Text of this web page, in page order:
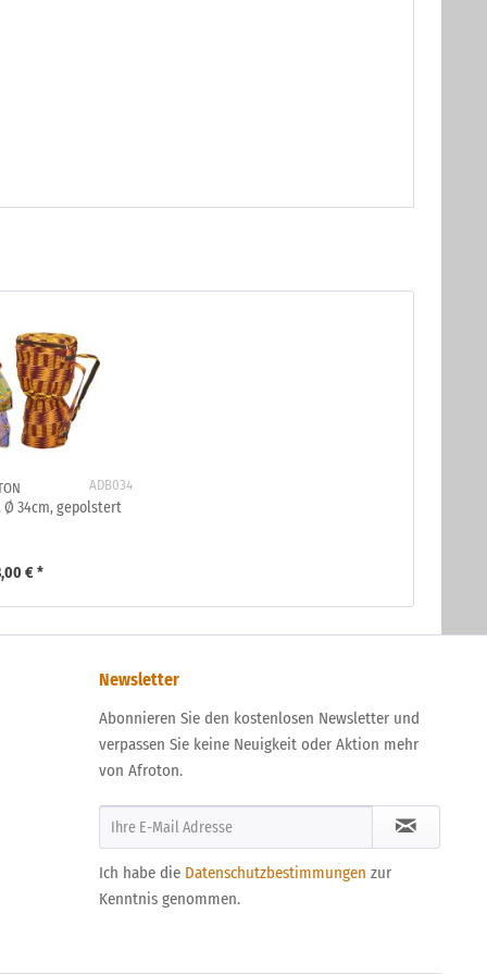
ADB034
Ø 34cm, gepolstert
€ *
Newsletter
Abonnieren Sie den kostenlosen Newsletter und
verpassen Sie keine Neuigkeit oder Aktion mehr
von Afroton.
Ich habe die Datenschutzbestimmungen zur
Kenntnis genommen.